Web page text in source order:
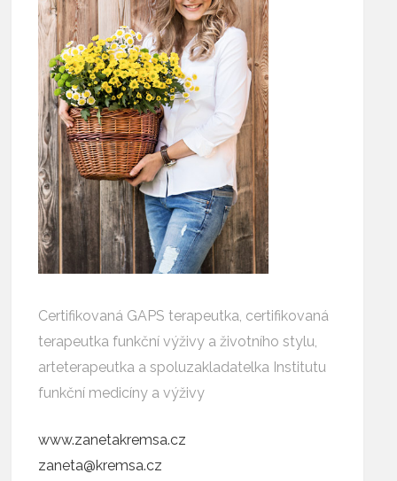
Certifikovaná GAPS terapeutka, certifikovaná
terapeutka funkční výživy a životního stylu,
arteterapeutka a spoluzakladatelka Institutu
funkční medicíny a výživy
www.zanetakremsa.cz
zaneta@kremsa.cz